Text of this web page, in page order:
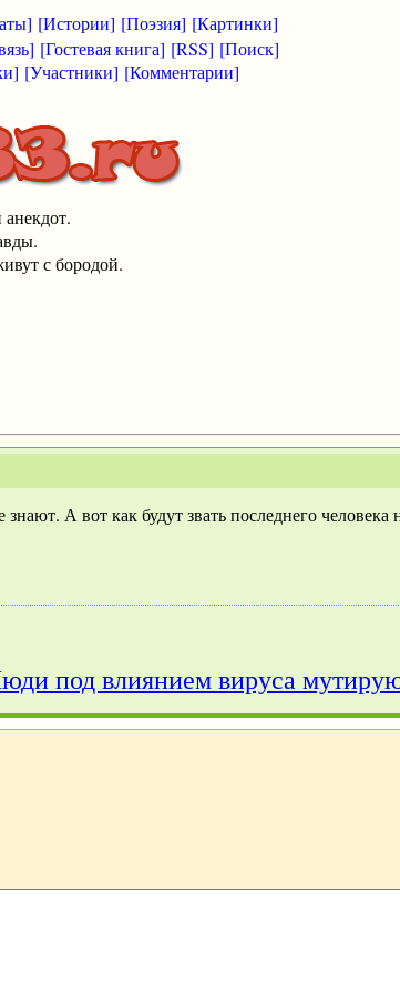
[Истории] [Поэзия] [Картинки]
[Гостевая книга] [RSS] [Поиск]
[Участники] [Комментарии]
с бородой.
А вот как будут звать последнего человека
под влиянием вируса